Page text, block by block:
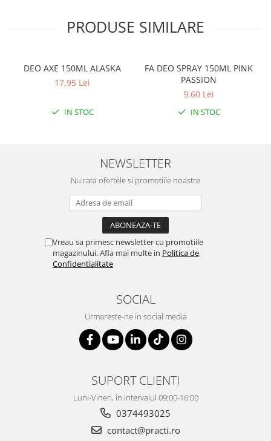
PRODUSE SIMILARE
DEO AXE 150ML ALASKA
17,95 Lei
IN STOC
FA DEO SPRAY 150ML PINK
PASSION
9,60 Lei
IN STOC
NEWSLETTER
Nu rata ofertele si promotiile noastre
Vreau sa primesc newsletter cu promotiile
magazinului. Afla mai multe in Politica de
Confidentialitate
SOCIAL
Urmareste-ne in social media
SUPORT CLIENTI
Luni-Vineri, în intervalul 09:00-16:00
0374493025
contact@practi.ro